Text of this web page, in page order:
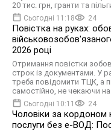
20 тис. грн, гранти та
Сьогодні 11:18 24
Повістка на руках:
2026 році
Отримання повістки
строк із документами. У
треба повідомити ТЦК, а
самостійно, не чекаючи
Сьогодні 10:11 24
Чоловіки за кордоном
послуги без е-ВОД: